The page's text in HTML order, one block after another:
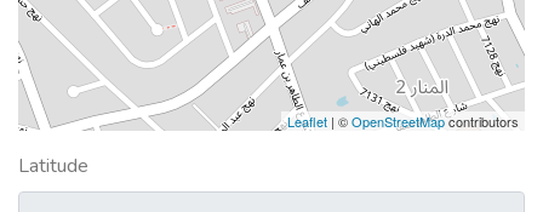
Leaflet | ©OpenStreetMapcontributors
Latitude